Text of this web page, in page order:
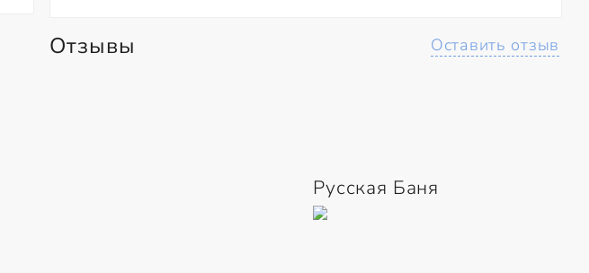
Отзывы Оставить отзыв
Русская Баня